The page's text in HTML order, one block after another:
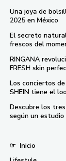
Una joya de
2025 en México
El secreto
frescos del
RINGANA
FRESH skin
Los conciertos
SHEIN tiene el
Descubre los
según un
☞ Inicio